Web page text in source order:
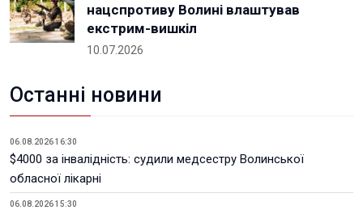
нацспротиву Волині влаштував
екстрим-вишкіл
10.07.2026
Останні новини
06.08.2026 16:30
$4000 за інвалідність: судили медсестру Волинської
обласної лікарні
06.08.2026 15:30